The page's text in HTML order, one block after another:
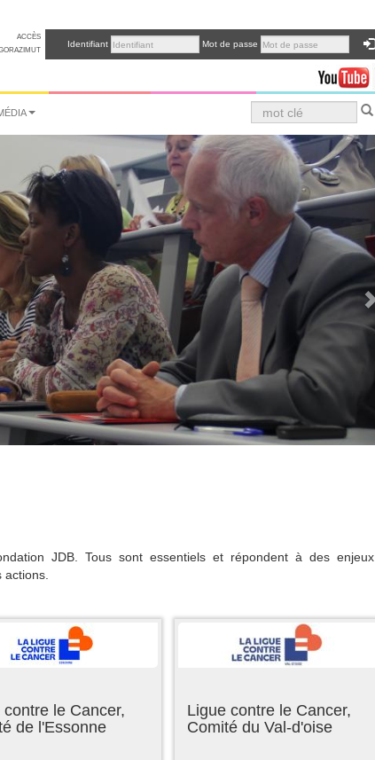
accès
Identifiant Mot de passe
JDB. Tous sont essentiels et répondent à des enjeux
contre le Cancer,
de l'Essonne
Ligue contre le Cancer,
Comité du Val-d'oise